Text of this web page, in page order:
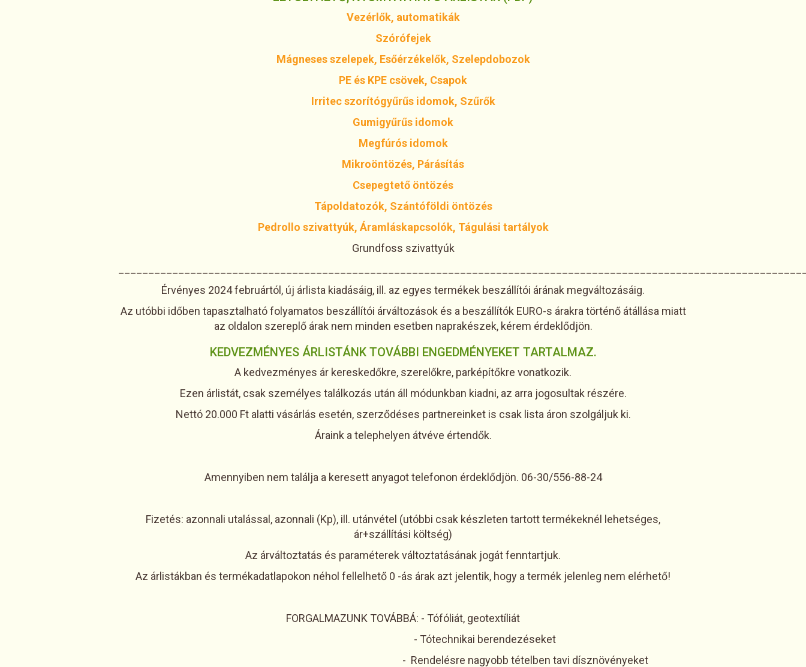
Vezérlők, automatikák
Szórófejek
Mágneses szelepek, Esőérzékelők, Szelepdobozok
PE és KPE csövek, Csapok
Irritec szorítógyűrűs idomok, Szűrők
Gumigyűrűs idomok
Megfúrós idomok
Mikroöntözés, Párásítás
Csepegtető öntözés
Tápoldatozók, Szántóföldi öntözés
Pedrollo szivattyúk, Áramláskapcsolók, Tágulási tartályok
Grundfoss szivattyúk
Érvényes 2024 februártól, új árlista kiadásáig, ill. az egyes termékek beszállítói árának megváltozásáig.
Az utóbbi időben tapasztalható folyamatos beszállítói árváltozások és a beszállítók EURO-s árakra történő átállása miatt
az oldalon szereplő árak nem minden esetben naprakészek, kérem érdeklődjön.
KEDVEZMÉNYES ÁRLISTÁNK TOVÁBBI ENGEDMÉNYEKET TARTALMAZ.
A kedvezményes ár kereskedőkre, szerelőkre, parképítőkre vonatkozik.
Ezen árlistát, csak személyes találkozás után áll módunkban kiadni, az arra jogosultak részére.
Nettó 20.000 Ft alatti vásárlás esetén, szerződéses partnereinket is csak lista áron szolgáljuk ki.
Áraink a telephelyen átvéve értendők.
Amennyiben nem találja a keresett anyagot telefonon érdeklődjön. 06-30/556-88-24
Fizetés: azonnali utalással, azonnali (Kp), ill. utánvétel (utóbbi csak készleten tartott termékeknél lehetséges,
ár+szállítási költség)
Az árváltoztatás és paraméterek változtatásának jogát fenntartjuk.
Az árlistákban és termékadatlapokon néhol fellelhető 0 -ás árak azt jelentik, hogy a termék jelenleg nem elérhető!
FORGALMAZUNK TOVÁBBÁ: - Tófóliát, geotextíliát
- Tótechnikai berendezéseket
- Rendelésre nagyobb tételben tavi dísznövényeket